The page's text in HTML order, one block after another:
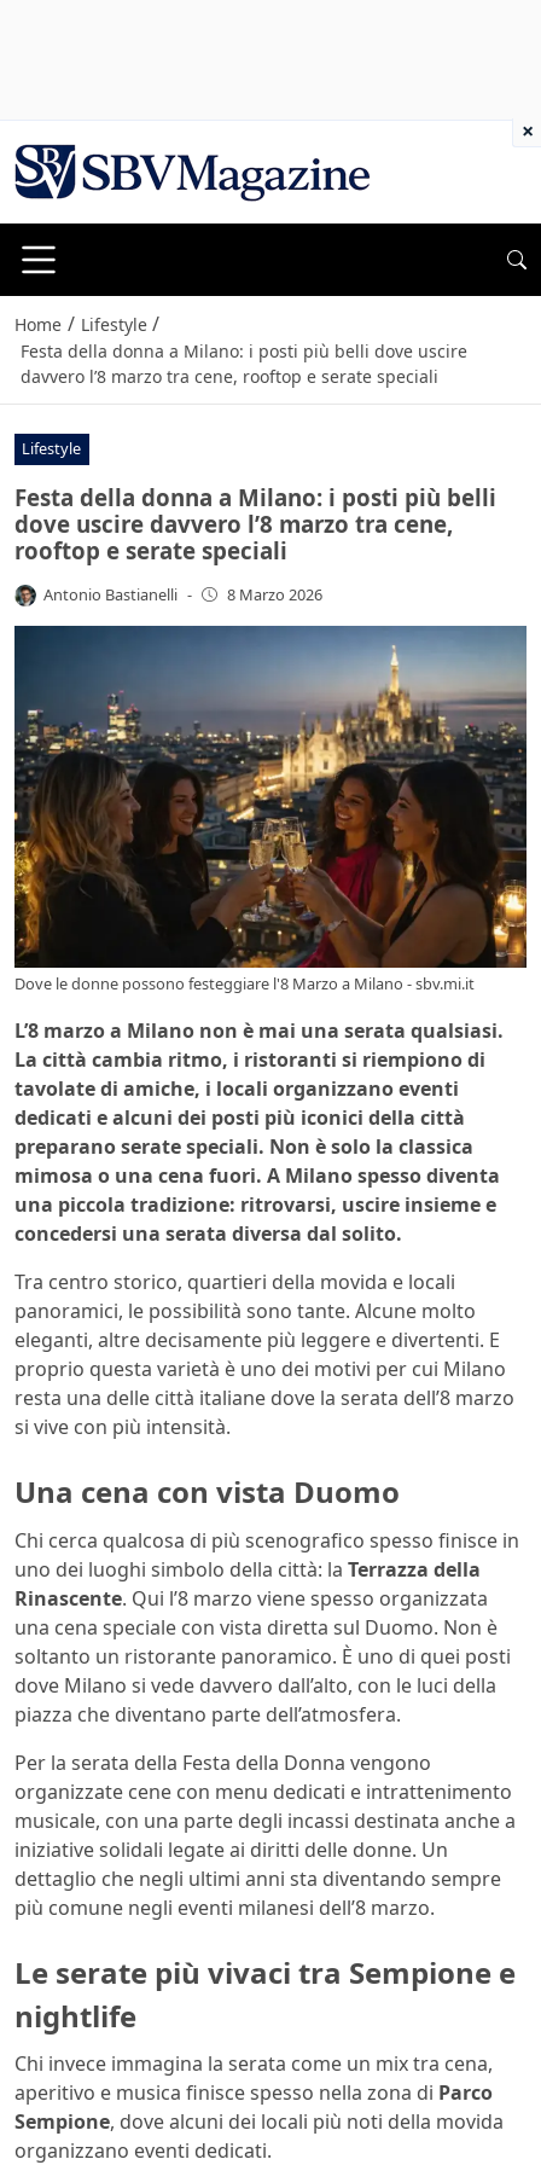
Home / Lifestyle /
Festa della donna a Milano: i posti più belli dove uscire
davvero l’8 marzo tra cene, rooftop e serate speciali
Lifestyle
Festa della donna a Milano: i posti più belli
dove uscire davvero l’8 marzo tra cene,
rooftop e serate speciali
Antonio Bastianelli - 8 Marzo 2026
Dove le donne possono festeggiare l'8 Marzo a Milano - sbv.mi.it
L’8 marzo a Milano non è mai una serata qualsiasi.
La città cambia ritmo, i ristoranti si riempiono di
tavolate di amiche, i locali organizzano eventi
dedicati e alcuni dei posti più iconici della città
preparano serate speciali. Non è solo la classica
mimosa o una cena fuori. A Milano spesso diventa
una piccola tradizione: ritrovarsi, uscire insieme e
concedersi una serata diversa dal solito.
Tra centro storico, quartieri della movida e locali
panoramici, le possibilità sono tante. Alcune molto
eleganti, altre decisamente più leggere e divertenti. E
proprio questa varietà è uno dei motivi per cui Milano
resta una delle città italiane dove la serata dell’8 marzo
si vive con più intensità.
Una cena con vista Duomo
Chi cerca qualcosa di più scenografico spesso finisce in
uno dei luoghi simbolo della città: la Terrazza della
Rinascente. Qui l’8 marzo viene spesso organizzata
una cena speciale con vista diretta sul Duomo. Non è
soltanto un ristorante panoramico. È uno di quei posti
dove Milano si vede davvero dall’alto, con le luci della
piazza che diventano parte dell’atmosfera.
Per la serata della Festa della Donna vengono
organizzate cene con menu dedicati e intrattenimento
musicale, con una parte degli incassi destinata anche a
iniziative solidali legate ai diritti delle donne. Un
dettaglio che negli ultimi anni sta diventando sempre
più comune negli eventi milanesi dell’8 marzo.
Le serate più vivaci tra Sempione e
nightlife
Chi invece immagina la serata come un mix tra cena,
aperitivo e musica finisce spesso nella zona di Parco
Sempione, dove alcuni dei locali più noti della movida
organizzano eventi dedicati.
×